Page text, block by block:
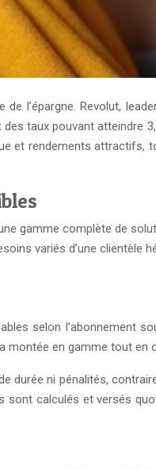
l’épargne. Revolut,
taux pouvant atteindre
et rendements attractifs,
gamme complète de
variés d’une clientèle
selon l’abonnement
montée en gamme tout
ni pénalités,
calculés et versés